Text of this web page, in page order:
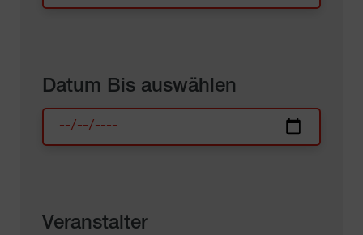
Datum Bis auswählen
Veranstalter